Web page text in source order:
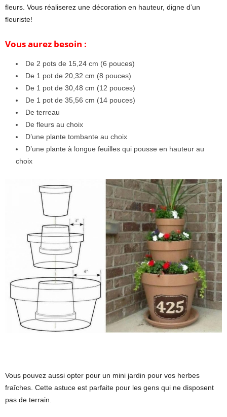
fleurs. Vous réaliserez une décoration en hauteur, digne d’un
fleuriste!
Vous aurez besoin :
De 2 pots de 15,24 cm (6 pouces)
De 1 pot de 20,32 cm (8 pouces)
De 1 pot de 30,48 cm (12 pouces)
De 1 pot de 35,56 cm (14 pouces)
De terreau
De fleurs au choix
D’une plante tombante au choix
D’une plante à longue feuilles qui pousse en hauteur au
choix
Vous pouvez aussi opter pour un mini jardin pour vos herbes
fraîches. Cette astuce est parfaite pour les gens qui ne disposent
pas de terrain.